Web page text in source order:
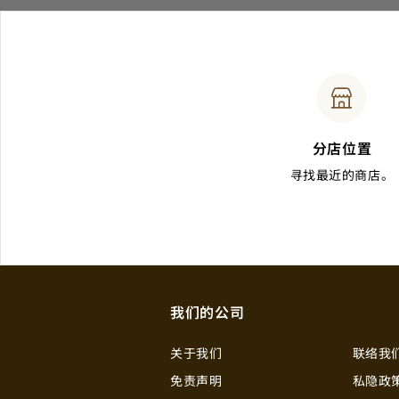
分店位置
寻找最近的商店。
我们的公司
关于我们
联络我
免责声明
私隐政